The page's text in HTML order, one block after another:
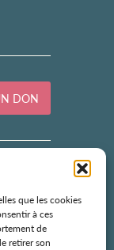
que les cookies
à ces
de
retirer son
DON